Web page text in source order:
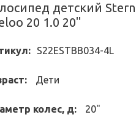
детский Stern
20 1.0 20"
S22ESTBB034-4L
Дети
колес, д: 20"